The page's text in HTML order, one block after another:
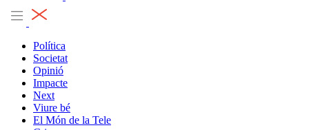
Política
Societat
Opinió
Impacte
Next
Viure bé
El Món de la Tele